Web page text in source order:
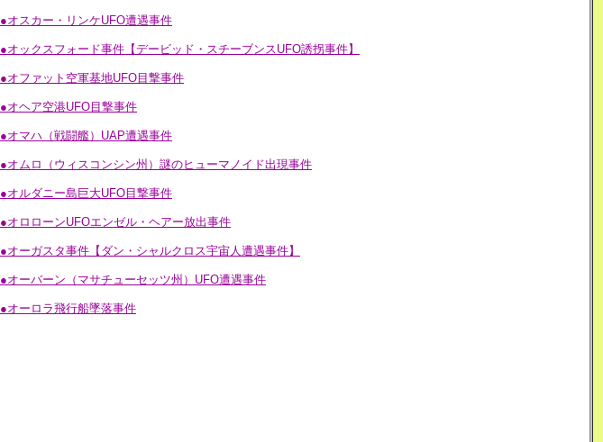
●オスカー・リンケUFO遭遇事件
●オックスフォード事件【デービッド・スチーブンスUFO誘拐事件】
●オファット空軍基地UFO目撃事件
●オヘア空港UFO目撃事件
●オマハ（戦闘艦）UAP遭遇事件
●オムロ（ウィスコンシン州）謎のヒューマノイド出現事件
●オルダニー島巨大UFO目撃事件
●オロローンUFOエンゼル・ヘアー放出事件
●オーガスタ事件【ダン・シャルクロス宇宙人遭遇事件】
●オーバーン（マサチューセッツ州）UFO遭遇事件
●オーロラ飛行船墜落事件